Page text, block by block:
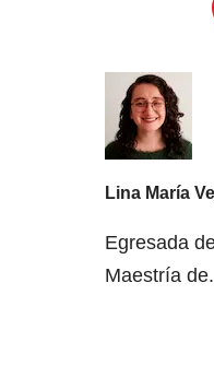
Lina María
Egresada
Maestría de